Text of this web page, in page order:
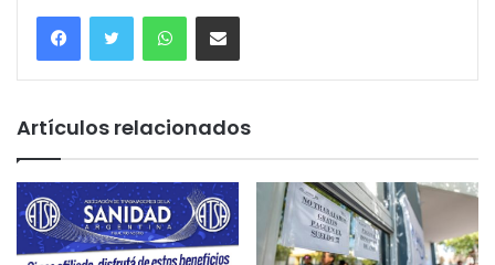
WhatsAppCompartir
Artículos relacionados